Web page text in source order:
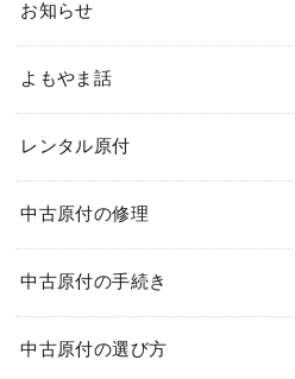
お知らせ
よもやま話
レンタル原付
中古原付の修理
中古原付の手続き
中古原付の選び方